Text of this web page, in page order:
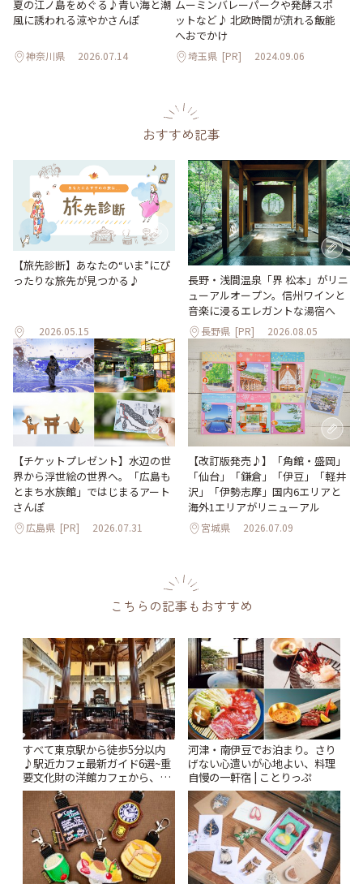
夏の江ノ島をめぐる♪青い海と潮
風に誘われる涼やかさんぽ
神奈川県 2026.07.14
ムーミンバレーパークや発酵スポ
ットなど♪ 北欧時間が流れる飯能
へおでかけ
埼玉県 [PR] 2024.09.06
おすすめ記事
【旅先診断】あなたの“いま”にぴ
ったりな旅先が見つかる♪
2026.05.15
長野・浅間温泉「界 松本」がリニ
ューアルオープン。信州ワインと
音楽に浸るエレガントな湯宿へ
長野県 [PR] 2026.08.05
【チケットプレゼント】水辺の世
界から浮世絵の世界へ。「広島も
とまち水族館」ではじまるアート
さんぽ
広島県 [PR] 2026.07.31
【改訂版発売♪】「角館・盛岡」
「仙台」「鎌倉」「伊豆」「軽井
沢」「伊勢志摩」国内6エリアと
海外1エリアがリニューアル
宮城県 2026.07.09
こちらの記事もおすすめ
すべて東京駅から徒歩5分以内
♪駅近カフェ最新ガイド6選~重
要文化財の洋館カフェから、改
札すぐのレトロ喫茶まで~ | こと
りっぷ
河津・南伊豆でお泊まり。さり
げない心遣いが心地よい、料理
自慢の一軒宿 | ことりっぷ